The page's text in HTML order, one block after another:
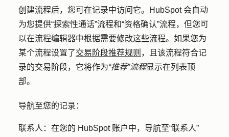
创建流程后，您可在记录中访问它。HubSpot 会自动
为您提供“探索性通话”流程和“资格确认”流程，但您可
以在流程编辑器中根据需要修改这些流程。如果您为
某个流程设置了交易阶段推荐规则 ，且该流程符合记
录的交易阶段，它将作为“推荐”流程显示在列表顶
部。
导航至您的记录：
联系人： 在您的 HubSpot 账户中，导航至“联系人”